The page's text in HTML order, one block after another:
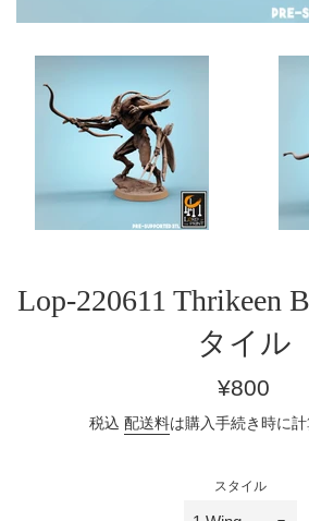
Lop-220611 Thrikeen
タイル
通
価
¥800
税込 配送料は購入手続き時に計
スタイル